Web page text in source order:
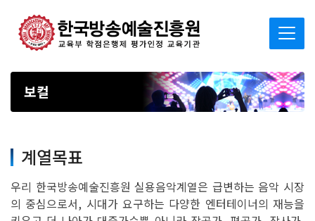
보컬
계열목표
우리 한국방송예술진흥원 실용음악계열은 급변하는 음악 시장
의 중심으로서, 시대가 요구하는 다양한 엔터테이너의 재능을